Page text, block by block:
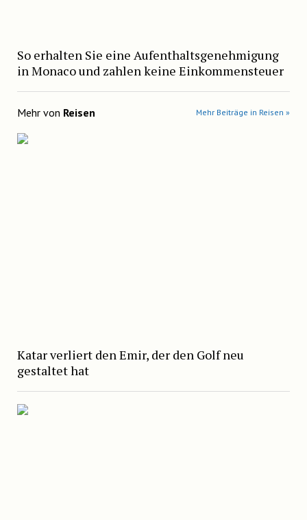
So erhalten Sie eine Aufenthaltsgenehmigung
in Monaco und zahlen keine Einkommensteuer
Mehr von Reisen Mehr Beiträge in Reisen »
Katar verliert den Emir, der den Golf neu
gestaltet hat